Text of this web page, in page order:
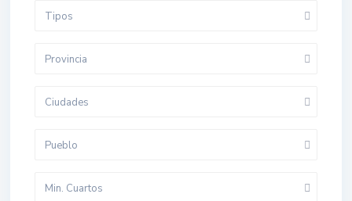
Tipos
Provincia
Ciudades
Pueblo
Min. Cuartos